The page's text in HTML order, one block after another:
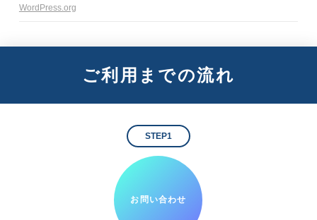
WordPress.org
ご利用までの流れ
STEP1
お問い合わせ